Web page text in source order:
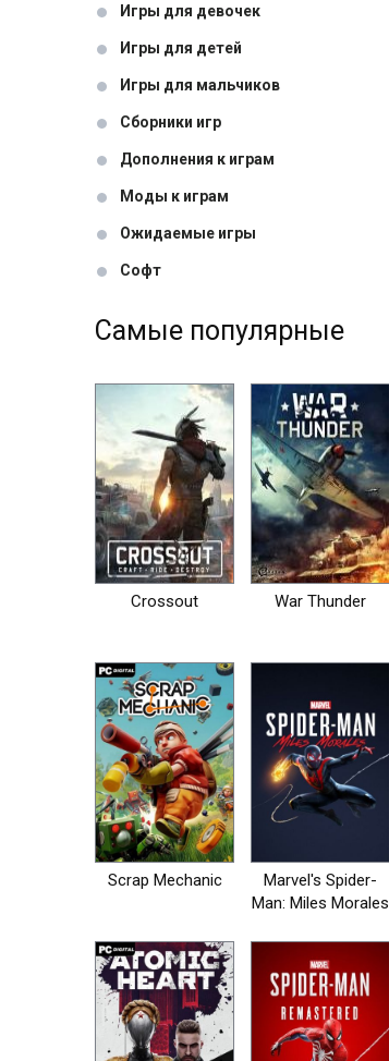
Игры для девочек
Игры для детей
Игры для мальчиков
Сборники игр
Дополнения к играм
Моды к играм
Ожидаемые игры
Софт
Самые популярные
Crossout War Thunder
Scrap Mechanic
Marvel's Spider-
Man: Miles Morales